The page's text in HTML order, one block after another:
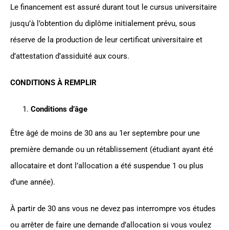
Le financement est assuré durant tout le cursus universitaire
jusqu’à l’obtention du diplôme initialement prévu, sous
réserve de la production de leur certificat universitaire et
d’attestation d’assiduité aux cours.
CONDITIONS À REMPLIR
Conditions d’âge
Être âgé de moins de 30 ans au 1er septembre pour une
première demande ou un rétablissement (étudiant ayant été
allocataire et dont l’allocation a été suspendue 1 ou plus
d’une année).
À partir de 30 ans vous ne devez pas interrompre vos études
ou arrêter de faire une demande d’allocation si vous voulez